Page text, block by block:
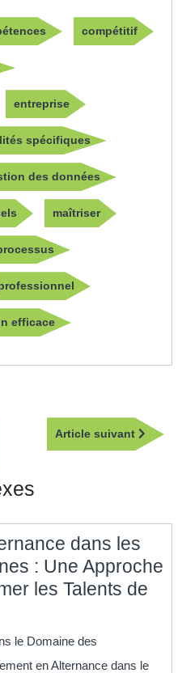
compétitif
entreprise
spécifiques
des données
maîtriser
efficace
Article suivant
Article
dans les
: Une Approche
les Talents de
le Domaine des
en Alternance dans le